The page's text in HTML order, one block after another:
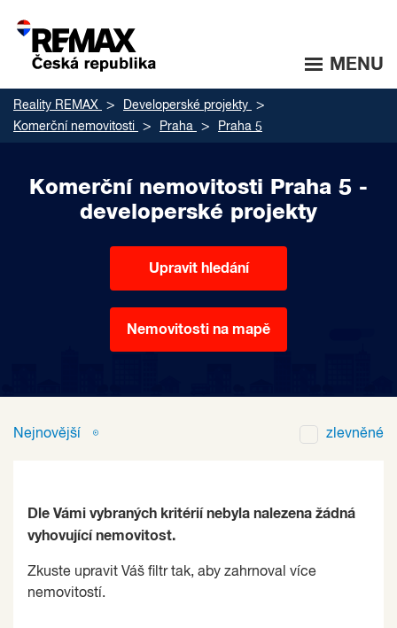
MENU
Reality REMAX
Developerské projekty
Komerční nemovitosti
Praha Praha 5
Komerční nemovitosti Praha 5 -
developerské projekty
Upravit hledání
Nemovitosti na mapě
Nejnovější zlevněné
Dle Vámi vybraných kritérií nebyla nalezena žádná
vyhovující nemovitost.
Zkuste upravit Váš filtr tak, aby zahrnoval více
nemovitostí.